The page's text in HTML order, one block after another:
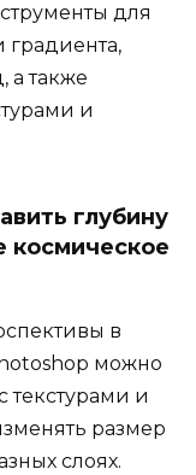
для
градиента,
а также
и
глубину
космическое
в
можно
текстурами и
размер
слоях.